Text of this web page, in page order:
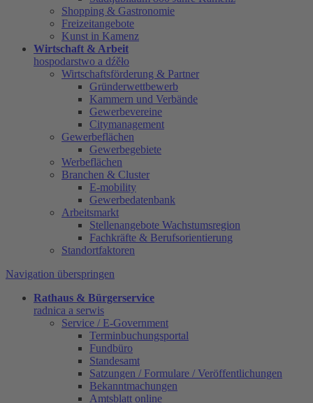
Shopping & Gastronomie
Freizeitangebote
Kunst in Kamenz
Wirtschaft & Arbeit
hospodarstwo a dźěło
Wirtschaftsförderung & Partner
Gründerwettbewerb
Kammern und Verbände
Gewerbevereine
Citymanagement
Gewerbeflächen
Gewerbegebiete
Werbeflächen
Branchen & Cluster
E-mobility
Gewerbedatenbank
Arbeitsmarkt
Stellenangebote Wachstumsregion
Fachkräfte & Berufsorientierung
Standortfaktoren
Navigation überspringen
Rathaus & Bürgerservice
radnica a serwis
Service / E-Government
Terminbuchungsportal
Fundbüro
Standesamt
Satzungen / Formulare / Veröffentlichungen
Bekanntmachungen
Amtsblatt online